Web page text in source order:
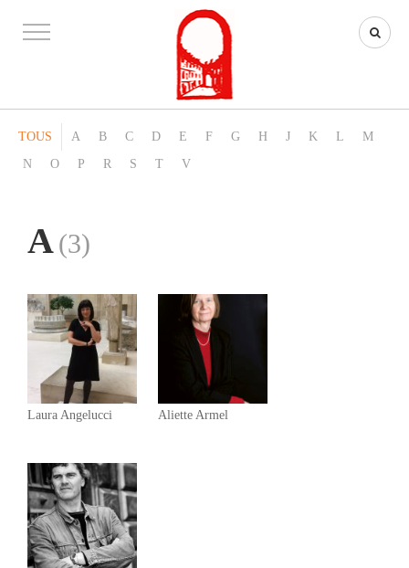
TOUS A B C D E F G H J K L
M
N
O P R S T V
A(3)
Laura Angelucci Aliette Armel